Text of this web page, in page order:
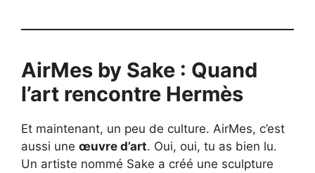
AirMes by Sake : Quand
l’art rencontre Hermès
Et maintenant, un peu de culture. AirMes, c’est
aussi une œuvre d’art. Oui, oui, tu as bien lu.
Un artiste nommé Sake a créé une sculpture